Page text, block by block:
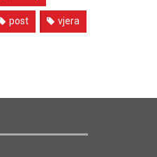
post vjera